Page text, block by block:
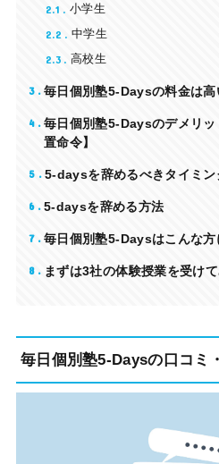
2.1
小学生
2.2
中学生
2.3
高校生
3 毎日個別塾5-Daysの料金は高
4
毎日個別塾5-Daysのデメリ
置命令】
5 5-daysを辞めるべきタイミン
6 5-daysを辞める方法
7 毎日個別塾5-Daysはこんな方
8 まずは3社の体験授業を受け
毎日個別塾5-Daysの口コミ